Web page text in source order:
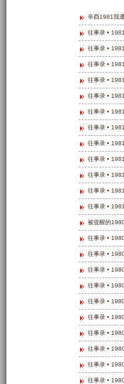
辛酉1981我
往事录 •
往事录 •
往事录 •
往事录 •
往事录 •
往事录 •
往事录 •
往事录 •
往事录 •
往事录 •
往事录 •
往事录 •
被提醒的
往事录 •
往事录 •
往事录 •
往事录 •
往事录 •
往事录 •
往事录 •
往事录 •
往事录 •
往事录 •